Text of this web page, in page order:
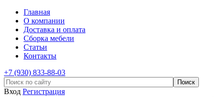
Главная
О компании
Доставка и оплата
Сборка мебели
Статьи
Контакты
+7 (930) 833-88-03
Вход Регистрация